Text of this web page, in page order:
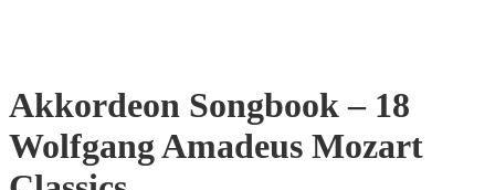
Akkordeon Songbook – 18
Wolfgang Amadeus Mozart